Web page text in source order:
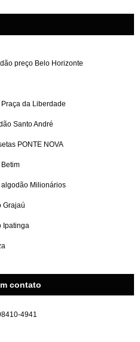
preço Belo Horizonte
da Liberdade
Santo André
PONTE NOVA
Milionários
Grajaú
Ipatinga
contato
4941